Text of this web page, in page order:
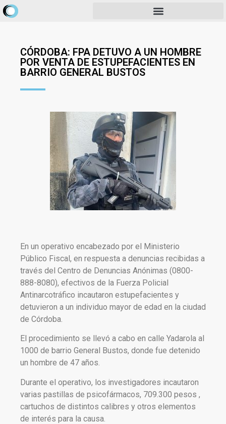
CÓRDOBA: FPA DETUVO A UN HOMBRE
POR VENTA DE ESTUPEFACIENTES EN
BARRIO GENERAL BUSTOS
En un operativo encabezado por el Ministerio
Público Fiscal, en respuesta a denuncias recibidas a
través del Centro de Denuncias Anónimas (0800-
888-8080), efectivos de la Fuerza Policial
Antinarcotráfico incautaron estupefacientes y
detuvieron a un individuo mayor de edad en la ciudad
de Córdoba.
El procedimiento se llevó a cabo en calle Yadarola al
1000 de barrio General Bustos, donde fue detenido
un hombre de 47 años.
Durante el operativo, los investigadores incautaron
varias pastillas de psicofármacos, 709.300 pesos ,
cartuchos de distintos calibres y otros elementos
de interés para la causa.